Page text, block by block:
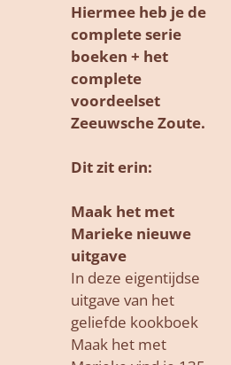
Hiermee heb je de
complete serie
boeken + het
complete
voordeelset
Zeeuwsche Zoute.
Dit zit erin:
Maak het met
Marieke nieuwe
uitgave
In deze eigentijdse
uitgave van het
geliefde kookboek
Maak het met